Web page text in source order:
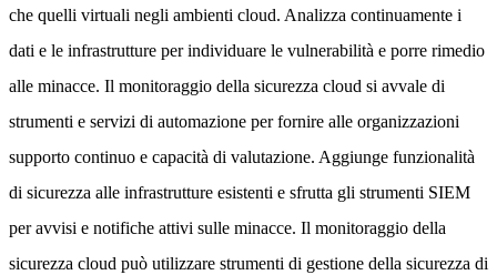
che quelli virtuali negli ambienti cloud. Analizza continuamente i
dati e le infrastrutture per individuare le vulnerabilità e porre rimedio
alle minacce. Il monitoraggio della sicurezza cloud si avvale di
strumenti e servizi di automazione per fornire alle organizzazioni
supporto continuo e capacità di valutazione. Aggiunge funzionalità
di sicurezza alle infrastrutture esistenti e sfrutta gli strumenti SIEM
per avvisi e notifiche attivi sulle minacce. Il monitoraggio della
sicurezza cloud può utilizzare strumenti di gestione della sicurezza di